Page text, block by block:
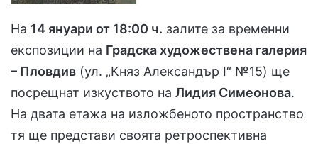
На 14 януари от 18:00 ч. залите за временни
експозиции на Градска художествена галерия
– Пловдив (ул. „Княз Александър I“ №15) ще
посрещнат изкуството на Лидия Симеонова.
На двата етажа на изложбеното пространство
тя ще представи своята ретроспективна